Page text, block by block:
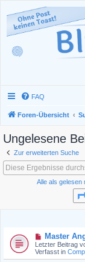
FAQ
Foren-Übersicht
Ungelesene
Zur erweiterten Suche
Alle als gelesen
N
e
u
e
Master
Letzter Beitrag
Verfasst in